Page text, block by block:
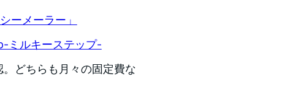
ーメーラー」
ミルキーステップ-
どちらも月々の固定費な